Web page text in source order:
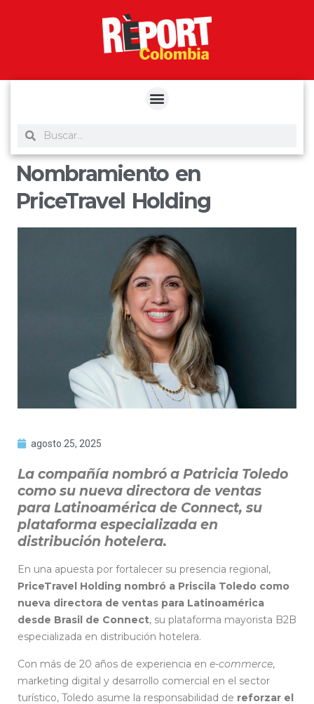
Nombramiento en
PriceTravel Holding
agosto 25, 2025
La compañía nombró a Patricia Toledo
como su nueva directora de ventas
para Latinoamérica de Connect, su
plataforma especializada en
distribución hotelera.
En una apuesta por fortalecer su presencia regional,
PriceTravel Holding nombró a Priscila Toledo como
nueva directora de ventas para Latinoamérica
desde Brasil de Connect, su plataforma mayorista B2B
especializada en distribución hotelera.
Con más de 20 años de experiencia en e-commerce,
marketing digital y desarrollo comercial en el sector
turístico, Toledo asume la responsabilidad de reforzar el